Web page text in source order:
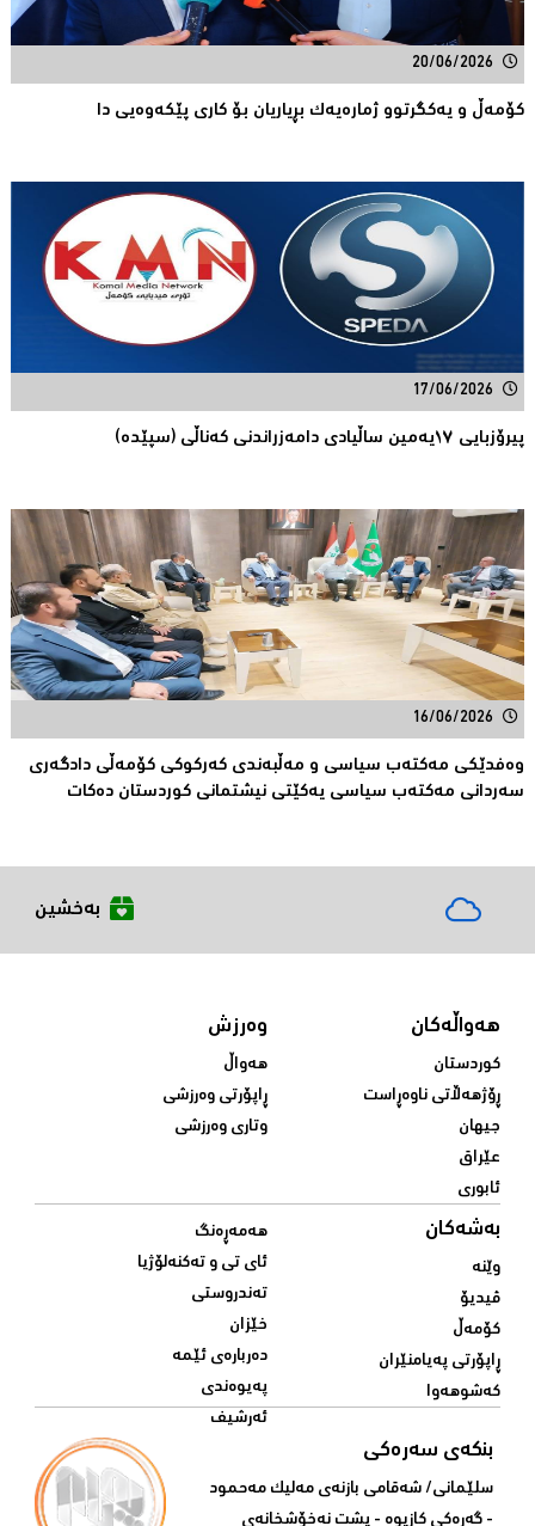
20/06/2026
كۆمەڵ و یەكگرتوو ژمارەیەك بڕیاریان بۆ كاری پێكەوەیی دا
17/06/2026
پیرۆزبایی ١٧یەمین ساڵیادی دامەزراندنی کەناڵی (سپێدە)
16/06/2026
وەفدێکی مەکتەب سیاسی و مەڵبەندی کەرکوکی کۆمەڵی دادگەری
سەردانی مەکتەب سیاسی یەکێتی نیشتمانی کوردستان دەکات
بەخشین
هەواڵەکان
کوردستان
ڕۆژهەڵاتی ناوەڕاست
جیهان
عێراق
ئابوری
وەرزش
هەواڵ
ڕاپۆرتی وەرزشی
وتاری وەرزشی
بەشەکان
وێنە
ڤیدیۆ
کۆمەڵ
ڕاپۆرتی پەیامنێران
کەشوهەوا
هەمەڕەنگ
ئای تی و تەکنەلۆژیا
تەندروستی
خێزان
دەربارەی ئێمە
پەیوەندی
ئەرشیف
بنکەی سەرەکی
سلێمانی/ شه‌قامی بازنه‌ی مه‌لیک مه‌حمود
- گه‌ڕه‌کی کازیوه‌ - پشت نه‌خۆشخانه‌ی‌